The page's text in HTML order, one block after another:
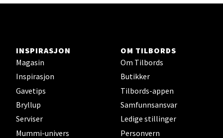
INSPIRASJON
Magasin
Inspirasjon
Gavetips
Bryllup
Serviser
Mummi-univers
OM TILBORDS
Om Tilbords
Butikker
Tilbords-appen
Samfunnsansvar
Ledige stillinger
Personvern
Austbøvegen 16, 5542 Karmsund
Åpningstider ikke tilgjengelig